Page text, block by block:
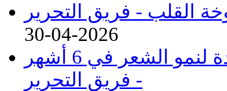
القلب - فريق التحرير
30-04-2026
دواء فموي جديد يحقق نتائج واعدة لنمو الشعر في 6 أشهر
- فريق التحرير